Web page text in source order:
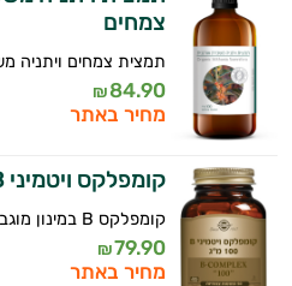
צמחים
תמצית צמחים ויתניה
84.90
₪
מחיר באתר
קומפלקס ויטמיני B | סולגאר
קומפלקס B במינון מוגבר ובשחרור מושהה
79.90
₪
מחיר באתר